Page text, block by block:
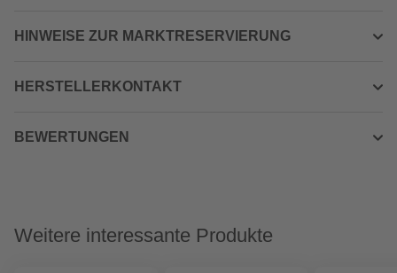
HINWEISE ZUR MARKTRESERVIERUNG
HERSTELLERKONTAKT
BEWERTUNGEN
Weitere interessante Produkte